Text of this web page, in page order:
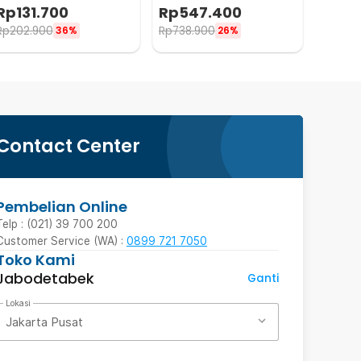
NonStick 1.7L 700W - JKS18
131.700
202.900 36%
- RZ-166
Rp547.400
Rp738.900 26%
Center
Online
: (021) 39 700 200
Service (WA) : 0899 721 7050
Kami
Ganti
Lokasi
Jakarta Pusat